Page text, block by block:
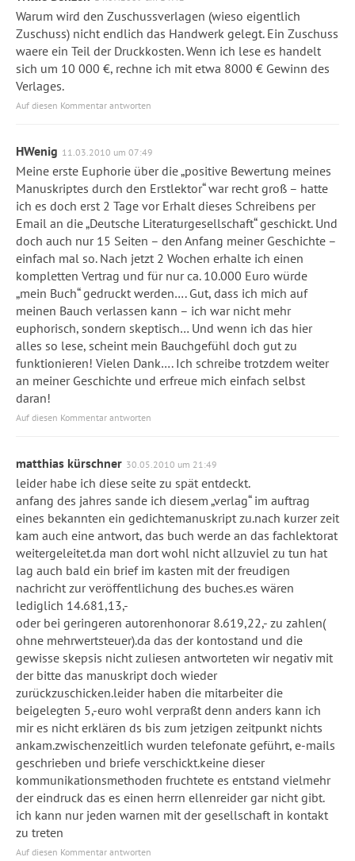
Warum wird den Zuschussverlagen (wieso eigentlich
Zuschuss) nicht endlich das Handwerk gelegt. Ein Zuschuss
waere ein Teil der Druckkosten. Wenn ich lese es handelt
sich um 10 000 €, rechne ich mit etwa 8000 € Gewinn des
Verlages.
Auf diesen Kommentar antworten
HWenig 11.03.2010 um 07:49
Meine erste Euphorie über die „positive Bewertung meines
Manuskriptes durch den Erstlektor“ war recht groß – hatte
ich es doch erst 2 Tage vor Erhalt dieses Schreibens per
Email an die „Deutsche Literaturgesellschaft“ geschickt. Und
doch auch nur 15 Seiten – den Anfang meiner Geschichte –
einfach mal so. Nach jetzt 2 Wochen erhalte ich einen
kompletten Vertrag und für nur ca. 10.000 Euro würde
„mein Buch“ gedruckt werden…. Gut, dass ich mich auf
meinen Bauch verlassen kann – ich war nicht mehr
euphorisch, sondern skeptisch… Und wenn ich das hier
alles so lese, scheint mein Bauchgefühl doch gut zu
funktionieren! Vielen Dank…. Ich schreibe trotzdem weiter
an meiner Geschichte und erfreue mich einfach selbst
daran!
Auf diesen Kommentar antworten
matthias kürschner 30.05.2010 um 21:49
leider habe ich diese seite zu spät entdeckt.
anfang des jahres sande ich diesem „verlag“ im auftrag
eines bekannten ein gedichtemanuskript zu.nach kurzer zeit
kam auch eine antwort, das buch werde an das fachlektorat
weitergeleitet.da man dort wohl nicht allzuviel zu tun hat
lag auch bald ein brief im kasten mit der freudigen
nachricht zur veröffentlichung des buches.es wären
lediglich 14.681,13,-
oder bei geringeren autorenhonorar 8.619,22,- zu zahlen(
ohne mehrwertsteuer).da das der kontostand und die
gewisse skepsis nicht zuliesen antworteten wir negativ mit
der bitte das manuskript doch wieder
zurückzuschicken.leider haben die mitarbeiter die
beigelegten 5,-euro wohl verpraßt denn anders kann ich
mir es nicht erklären ds bis zum jetzigen zeitpunkt nichts
ankam.zwischenzeitlich wurden telefonate geführt, e-mails
geschrieben und briefe verschickt.keine dieser
kommunikationsmethoden fruchtete es entstand vielmehr
der eindruck das es einen herrn ellenreider gar nicht gibt.
ich kann nur jeden warnen mit der gesellschaft in kontakt
zu treten
Auf diesen Kommentar antworten